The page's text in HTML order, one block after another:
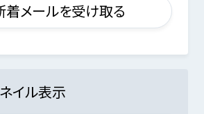
着メールを受け取る
イル表示